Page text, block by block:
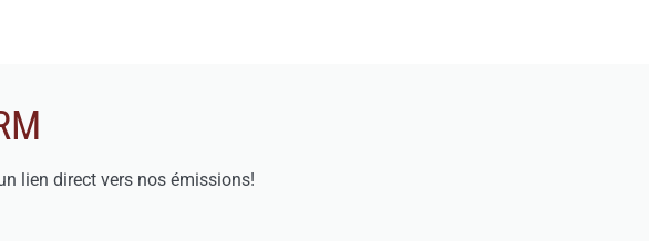
lien direct vers nos émissions!